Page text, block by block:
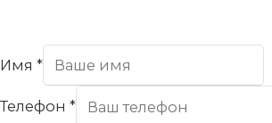
Имя *
Телефон *